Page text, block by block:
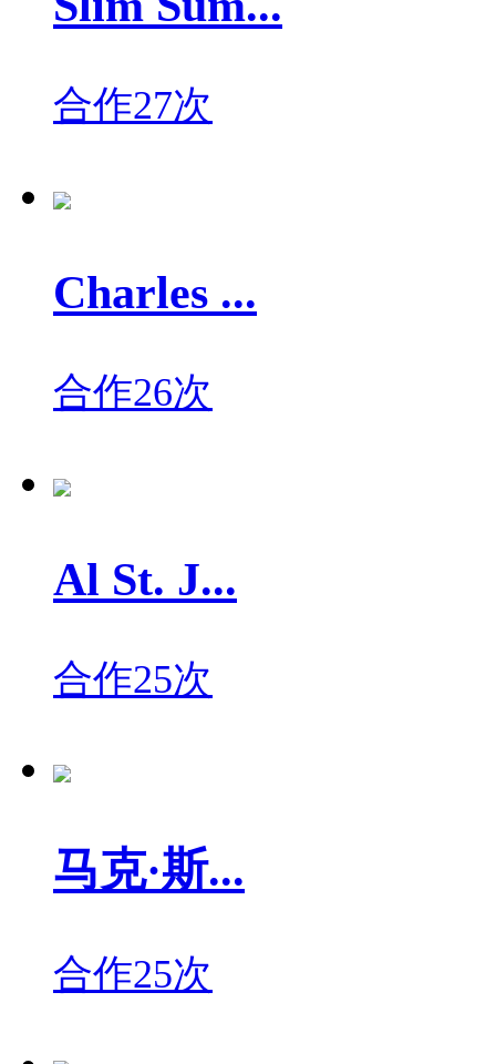
合作27次
Charles ...
合作26次
Al St. J...
合作25次
马克·斯...
合作25次